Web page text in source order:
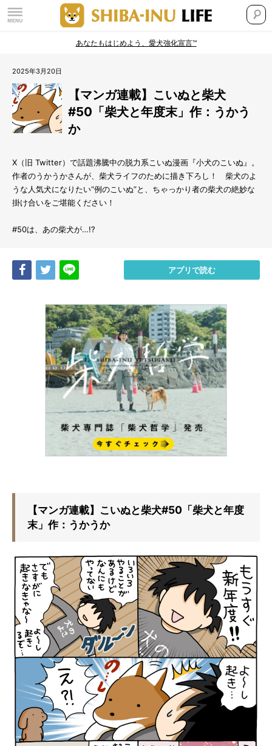
あなたもはじめよう、愛犬強化宣言™
2025年3月20日
【マンガ連載】こいぬと柴犬
#50「柴犬と年度末」作：うかう
か
X（旧 Twitter）で話題沸騰中の脱力系こいぬ漫画『小犬のこいぬ』。
作者のうかうかさんが、柴犬ライフのために描き下ろし！ 柴犬のよ
うな人気犬になりたい“例のこいぬ”と、ちゃっかり者の柴犬の絶妙な
掛け合いをご堪能ください！
#50は、あの柴犬が…!?
Share Tweet アプリで読む
【マンガ連載】こいぬと柴犬#50「柴犬と年度
末」作：うかうか